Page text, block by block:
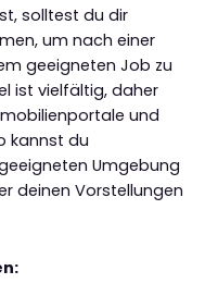
solltest du dir
um nach einer
geeigneten Job zu
ist vielfältig, daher
und
kannst du
Umgebung
deinen Vorstellungen